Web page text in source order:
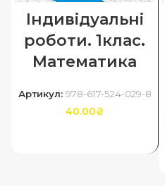
Індивідуальні
роботи. 1клас.
Математика
Артикул: 978-617-524-029-8
40.00₴